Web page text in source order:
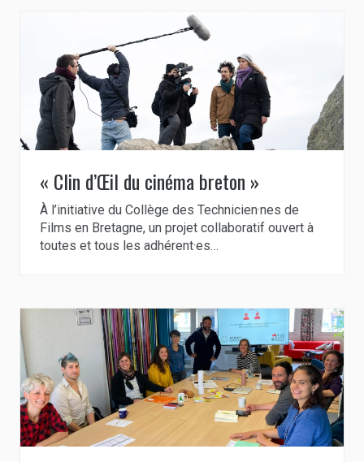
« Clin d’Œil du cinéma breton »
À l’initiative du Collège des Technicien·nes de
Films en Bretagne, un projet collaboratif ouvert à
toutes et tous les adhérent·es…